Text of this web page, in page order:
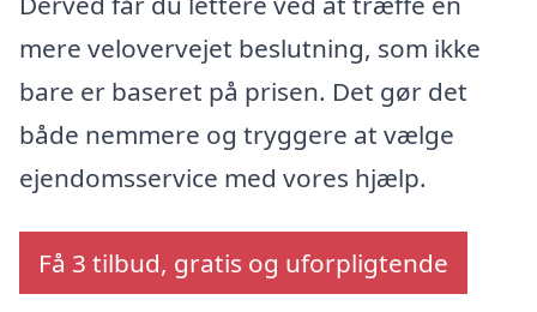
mere velovervejet beslutning, som ikke
bare er baseret på prisen. Det gør det
både nemmere og tryggere at vælge
ejendomsservice med vores hjælp.
Få 3 tilbud, gratis og uforpligtende